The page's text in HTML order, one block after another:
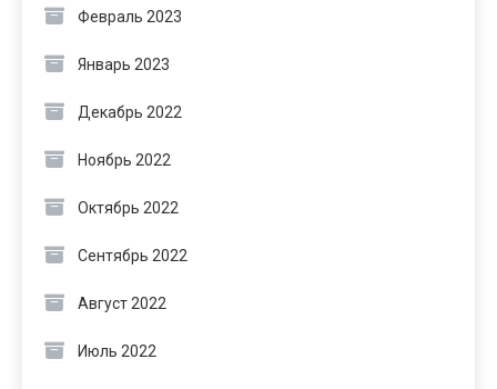
Февраль 2023
Январь 2023
Декабрь 2022
Ноябрь 2022
Октябрь 2022
Сентябрь 2022
Август 2022
Июль 2022